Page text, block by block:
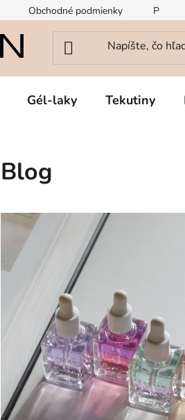
Obchodné podmienky
Gél-laky Tekutiny
Blog
V
ý
v